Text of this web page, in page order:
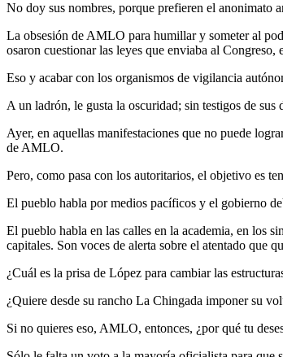
No doy sus nombres, porque prefieren el anonimato
La obsesión de AMLO para humillar y someter al
osaron cuestionar las leyes que enviaba al Congreso,
Eso y acabar con los organismos de vigilancia
A un ladrón, le gusta la oscuridad; sin testigos de sus
Ayer, en aquellas manifestaciones que no puede
de AMLO.
Pero, como pasa con los autoritarios, el objetivo es
El pueblo habla por medios pacíficos y el gobierno
El pueblo habla en las calles en la academia, en los
capitales. Son voces de alerta sobre el atentado que
¿Cuál es la prisa de López para cambiar las
¿Quiere desde su rancho La Chingada imponer su
Si no quieres eso, AMLO, entonces, ¿por qué tu